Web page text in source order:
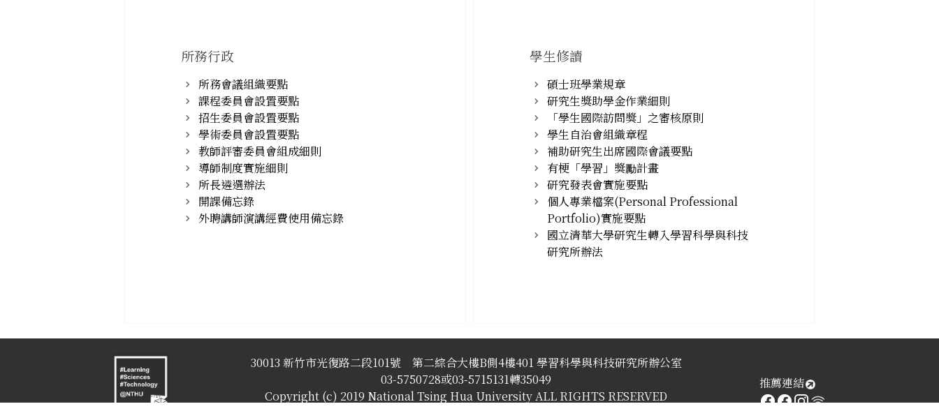
所務行政
所務會議組織要點
課程委員會設置要點
招生委員會設置要點
學術委員會設置要點
教師評審委員會組成細則
導師制度實施細則
所長遴選辦法
開課備忘錄
外聘講師演講經費使用備忘錄
學生修讀
碩士班學業規章
研究生獎助學金作業細則
「學生國際訪問獎」之審核原則
學生自治會組織章程
補助研究生出席國際會議要點
有梗「學習」獎勵計畫
研究發表會實施要點
個人專業檔案(Personal Professional
Portfolio)實施要點
國立清華大學研究生轉入學習科學與科技
研究所辦法
30013 新竹市光復路二段101號 第二綜合大樓B側4樓401 學習科學與科技研究所辦公室
03-5750728或03-5715131轉35049
Copyright (c) 2019 National Tsing Hua University ALL RIGHTS RESERVED
推薦連結